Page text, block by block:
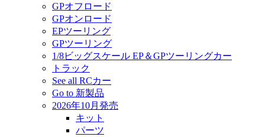
GPオフロード
GPオンロード
EPツーリング
GPツーリング
1/8ビッグスケール EP＆GPツーリングカー
トラック
See all RCカー
Go to 新製品
2026年10月発売
キット
パーツ